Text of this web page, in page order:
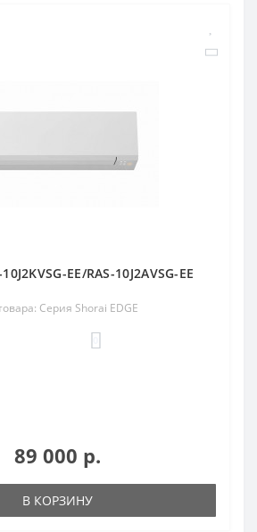
EE/RAS-10J2AVSG-EE
Серия Shorai EDGE
89 000 р.
В КОРЗИНУ